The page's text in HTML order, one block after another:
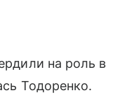
на роль в
Тодоренко.